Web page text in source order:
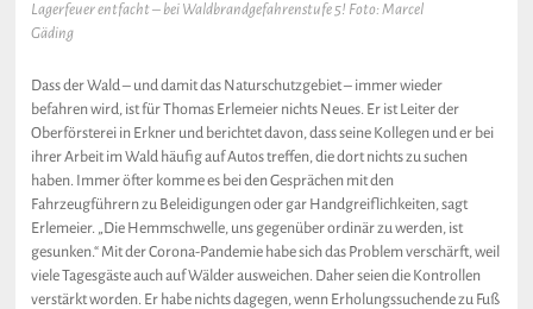
Lagerfeuer entfacht – bei Waldbrandgefahrenstufe 5! Foto: Marcel
Gäding
Dass der Wald – und damit das Naturschutzgebiet – immer wieder
befahren wird, ist für Thomas Erlemeier nichts Neues. Er ist Leiter der
Oberförsterei in Erkner und berichtet davon, dass seine Kollegen und er bei
ihrer Arbeit im Wald häufig auf Autos treffen, die dort nichts zu suchen
haben. Immer öfter komme es bei den Gesprächen mit den
Fahrzeugführern zu Beleidigungen oder gar Handgreiflichkeiten, sagt
Erlemeier. „Die Hemmschwelle, uns gegenüber ordinär zu werden, ist
gesunken.“ Mit der Corona-Pandemie habe sich das Problem verschärft, weil
viele Tagesgäste auch auf Wälder ausweichen. Daher seien die Kontrollen
verstärkt worden. Er habe nichts dagegen, wenn Erholungssuchende zu Fuß